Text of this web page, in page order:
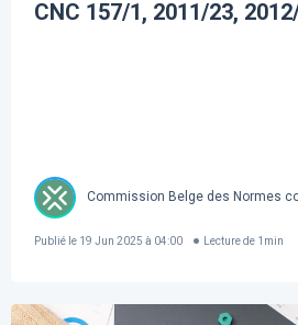
CNC 157/1, 2011/23,
Commission Belge des Normes
Publié le 19 Jun 2025 à 04:00 Lecture de 1 min